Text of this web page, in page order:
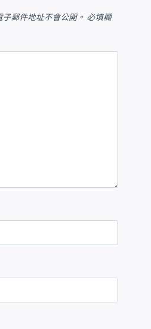
郵件地址不會公開。 必填欄